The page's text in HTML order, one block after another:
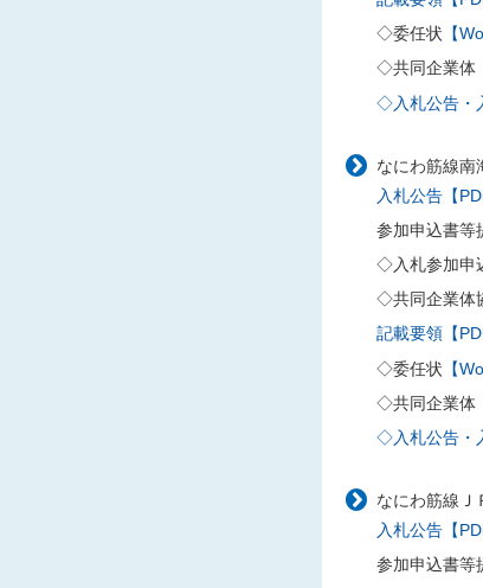
◇委任状 【
◇共同企業体
◇入札公告・
なにわ筋線南
入札公告【
参加申込書等
◇入札参加申
◇共同企業体
記載要領【
◇委任状 【
◇共同企業体
◇入札公告・
なにわ筋線Ｊ
入札公告【
参加申込書等